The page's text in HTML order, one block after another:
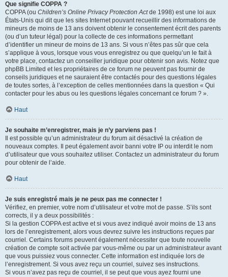
Que signifie COPPA ?
COPPA (ou Children’s Online Privacy Protection Actde 1998) est une loi aux
États-Unis qui dit que les sites Internet pouvant recueillir des informations de
mineurs de moins de 13 ans doivent obtenir le consentement écrit des parents
(ou d’un tuteur légal) pour la collecte de ces informations permettant
d’identifier un mineur de moins de 13 ans. Si vous n’êtes pas sûr que cela
s’applique à vous, lorsque vous vous enregistrez ou que quelqu’un le fait à
votre place, contactez un conseiller juridique pour obtenir son avis. Notez que
phpBB Limited et les propriétaires de ce forum ne peuvent pas fournir de
conseils juridiques et ne sauraient être contactés pour des questions légales
de toutes sortes, à l’exception de celles mentionnées dans la question « Qui
contacter pour les abus ou les questions légales concernant ce forum ? ».
Haut
Je souhaite m’enregistrer, mais je n’y parviens pas !
Il est possible qu’un administrateur du forum ait désactivé la création de
nouveaux comptes. Il peut également avoir banni votre IP ou interdit le nom
d’utilisateur que vous souhaitez utiliser. Contactez un administrateur du forum
pour obtenir de l’aide.
Haut
Je suis enregistré mais je ne peux pas me connecter !
Vérifiez, en premier, votre nom d’utilisateur et votre mot de passe. S’ils sont
corrects, il y a deux possibilités :
Si la gestion COPPA est active et si vous avez indiqué avoir moins de 13 ans
lors de l’enregistrement, alors vous devrez suivre les instructions reçues par
courriel. Certains forums peuvent également nécessiter que toute nouvelle
création de compte soit activée par vous-même ou par un administrateur avant
que vous puissiez vous connecter. Cette information est indiquée lors de
l’enregistrement. Si vous avez reçu un courriel, suivez ses instructions.
Si vous n’avez pas reçu de courriel, il se peut que vous ayez fourni une